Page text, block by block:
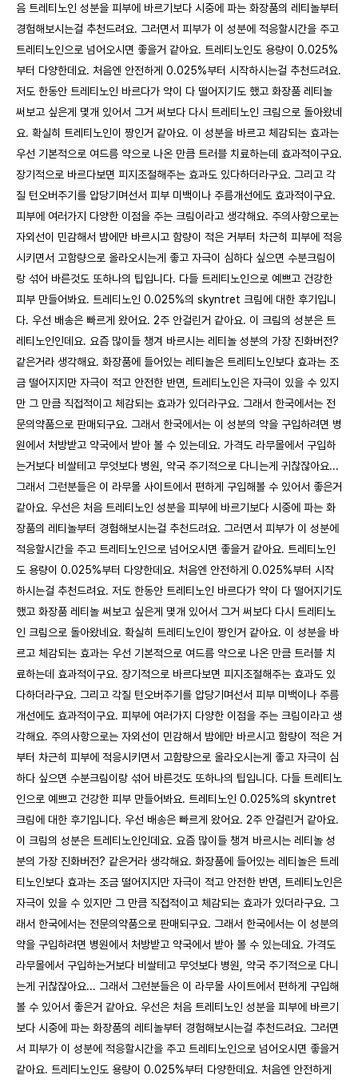
음 트레티노인 성분을 피부에 바르기보다 시중에 파는 화장품의 레티놀부터
경험해보시는걸 추천드려요. 그러면서 피부가 이 성분에 적응할시간을 주고
트레티노인으로 넘어오시면 좋을거 같아요. 트레티노인도 용량이 0.025%
부터 다양한데요. 처음엔 안전하게 0.025%부터 시작하시는걸 추천드려요.
저도 한동안 트레티노인 바르다가 약이 다 떨어지기도 했고 화장품 레티놀
써보고 싶은게 몇개 있어서 그거 써보다 다시 트레티노인 크림으로 돌아왔네
요. 확실히 트레티노인이 짱인거 같아요. 이 성분을 바르고 체감되는 효과는
우선 기본적으로 여드름 약으로 나온 만큼 트러블 치료하는데 효과적이구요.
장기적으로 바르다보면 피지조절해주는 효과도 있다하더라구요. 그리고 각
질 턴오버주기를 압당기며선서 피부 미백이나 주름개선에도 효과적이구요.
피부에 여러가지 다양한 이점을 주는 크림이라고 생각해요. 주의사항으로는
자외선이 민감해서 밤에만 바르시고 함량이 적은 거부터 차근히 피부에 적응
시키면서 고함량으로 올라오시는게 좋고 자극이 심하다 싶으면 수분크림이
랑 섞어 바른것도 또하나의 팁입니다. 다들 트레티노인으로 예쁘고 건강한
피부 만들어봐요. 트레티노인 0.025%의 skyntret 크림에 대한 후기입니
다. 우선 배송은 빠르게 왔어요. 2주 안걸린거 같아요. 이 크림의 성분은 트
레티노인인데요. 요즘 많이들 챙겨 바르시는 레티놀 성분의 가장 진화버전?
같은거라 생각해요. 화장품에 들어있는 레티놀은 트레티노인보다 효과는 조
금 떨어지지만 자극이 적고 안전한 반면, 트레티노인은 자극이 있을 수 있지
만 그 만큼 직접적이고 체감되는 효과가 있더라구요. 그래서 한국에서는 전
문의약품으로 판매되구요. 그래서 한국에서는 이 성분의 약을 구입하려면 병
원에서 처방받고 약국에서 받아 볼 수 있는데요. 가격도 라무몰에서 구입하
는거보다 비쌀테고 무엇보다 병원, 약국 주기적으로 다니는게 귀찮잖아요...
그래서 그런분들은 이 라무몰 사이트에서 편하게 구입해볼 수 있어서 좋은거
같아요. 우선은 처음 트레티노인 성분을 피부에 바르기보다 시중에 파는 화
장품의 레티놀부터 경험해보시는걸 추천드려요. 그러면서 피부가 이 성분에
적응할시간을 주고 트레티노인으로 넘어오시면 좋을거 같아요. 트레티노인
도 용량이 0.025%부터 다양한데요. 처음엔 안전하게 0.025%부터 시작
하시는걸 추천드려요. 저도 한동안 트레티노인 바르다가 약이 다 떨어지기도
했고 화장품 레티놀 써보고 싶은게 몇개 있어서 그거 써보다 다시 트레티노
인 크림으로 돌아왔네요. 확실히 트레티노인이 짱인거 같아요. 이 성분을 바
르고 체감되는 효과는 우선 기본적으로 여드름 약으로 나온 만큼 트러블 치
료하는데 효과적이구요. 장기적으로 바르다보면 피지조절해주는 효과도 있
다하더라구요. 그리고 각질 턴오버주기를 압당기며선서 피부 미백이나 주름
개선에도 효과적이구요. 피부에 여러가지 다양한 이점을 주는 크림이라고 생
각해요. 주의사항으로는 자외선이 민감해서 밤에만 바르시고 함량이 적은 거
부터 차근히 피부에 적응시키면서 고함량으로 올라오시는게 좋고 자극이 심
하다 싶으면 수분크림이랑 섞어 바른것도 또하나의 팁입니다. 다들 트레티노
인으로 예쁘고 건강한 피부 만들어봐요. 트레티노인 0.025%의 skyntret
크림에 대한 후기입니다. 우선 배송은 빠르게 왔어요. 2주 안걸린거 같아요.
이 크림의 성분은 트레티노인인데요. 요즘 많이들 챙겨 바르시는 레티놀 성
분의 가장 진화버전? 같은거라 생각해요. 화장품에 들어있는 레티놀은 트레
티노인보다 효과는 조금 떨어지지만 자극이 적고 안전한 반면, 트레티노인은
자극이 있을 수 있지만 그 만큼 직접적이고 체감되는 효과가 있더라구요. 그
래서 한국에서는 전문의약품으로 판매되구요. 그래서 한국에서는 이 성분의
약을 구입하려면 병원에서 처방받고 약국에서 받아 볼 수 있는데요. 가격도
라무몰에서 구입하는거보다 비쌀테고 무엇보다 병원, 약국 주기적으로 다니
는게 귀찮잖아요... 그래서 그런분들은 이 라무몰 사이트에서 편하게 구입해
볼 수 있어서 좋은거 같아요. 우선은 처음 트레티노인 성분을 피부에 바르기
보다 시중에 파는 화장품의 레티놀부터 경험해보시는걸 추천드려요. 그러면
서 피부가 이 성분에 적응할시간을 주고 트레티노인으로 넘어오시면 좋을거
같아요. 트레티노인도 용량이 0.025%부터 다양한데요. 처음엔 안전하게